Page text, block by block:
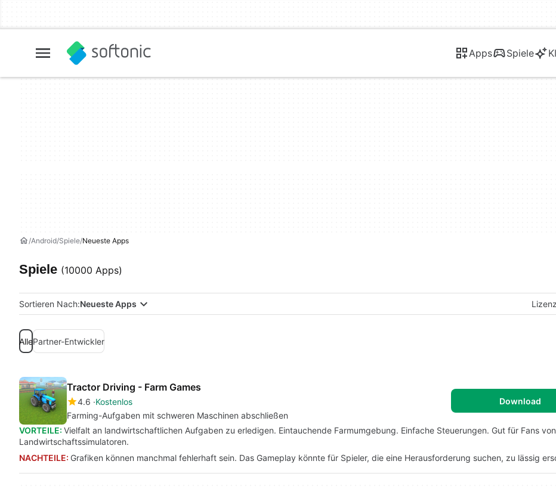
Apps Spiele KI
Android Spiele Neueste Apps
Spiele (10000 Apps)
Sortieren Nach:Neueste Apps
AllePartner-Entwickler
Tractor Driving - Farm Games
4.6 Kostenlos
Farming-Aufgaben mit schweren Maschinen abschließen
Download
VORTEILE: Vielfalt an landwirtschaftlichen Aufgaben zu erledigen. Eintauchende Farmumgebung. Einfache Steuerungen. Gut für Fans von
Landwirtschaftssimulatoren.
NACHTEILE: Grafiken können manchmal fehlerhaft sein. Das Gameplay könnte für Spieler, die eine Herausforderung suchen, zu lässig